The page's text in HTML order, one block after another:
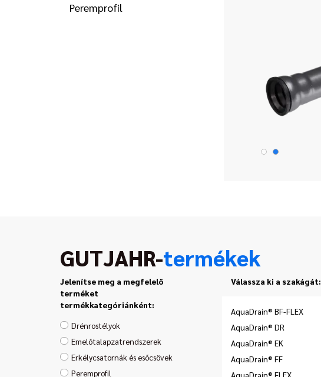
Peremprofil
GUTJAHR-termékek
Jelenítse meg a megfelelő
terméket
termékkategóriánként:
Drénrostélyok
Emelőtalapzatrendszerek
Erkélycsatornák és esőcsövek
Peremprofil
Válassza ki a szakágát:
AquaDrain® BF-FLEX
AquaDrain® DR
AquaDrain® EK
AquaDrain® FF
AquaDrain® FLEX